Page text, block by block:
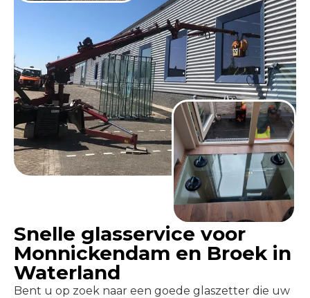
Snelle glasservice voor
Monnickendam en Broek in
Waterland
Bent u op zoek naar een goede glaszetter die uw